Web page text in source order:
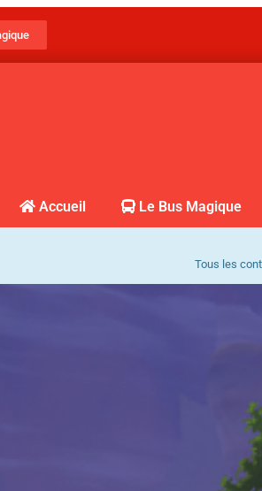
Accueil Le Bus Magique
Tous les